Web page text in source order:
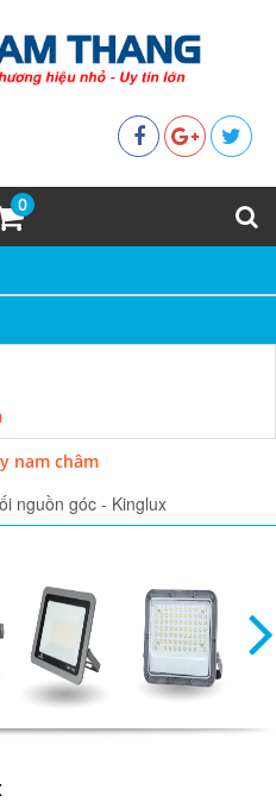
0
nam châm
nguồn góc - Kinglux